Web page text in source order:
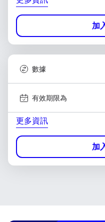
加
數據
有效期限為
更多資訊
加